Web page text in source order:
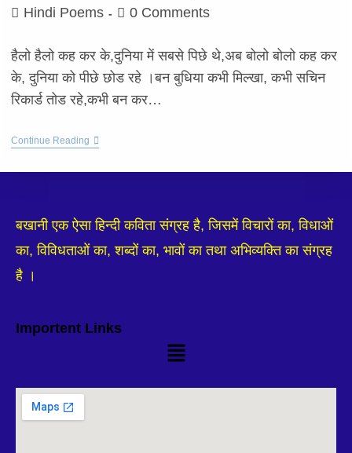
Hindi Poems 0 Comments
हैलो हैलो कह कर के,दुनिया में सबसे पिछे थे,अब बोलो बोलो कह कर
के, दुनिया को पीछे छोड रहे ।बन बुधिया कभी मिल्खा, कभी सचिन
रिकार्ड तोड रहे,कभी बन कर…
Continue Reading
बखानी एक ऐसा हिन्दी कविता संग्रह है, जिसमें विचारों का, विधाओं
का, विविधताओं का, शब्दों का, भावों का तथा अभिव्यक्ति का संग्रह
है ।
Importent Links